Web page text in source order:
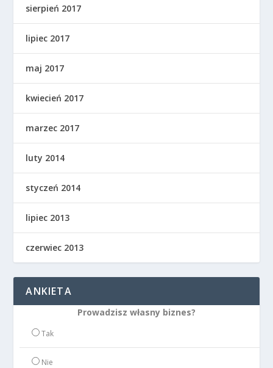
sierpień 2017
lipiec 2017
maj 2017
kwiecień 2017
marzec 2017
luty 2014
styczeń 2014
lipiec 2013
czerwiec 2013
ANKIETA
Prowadzisz własny biznes?
Tak
Nie